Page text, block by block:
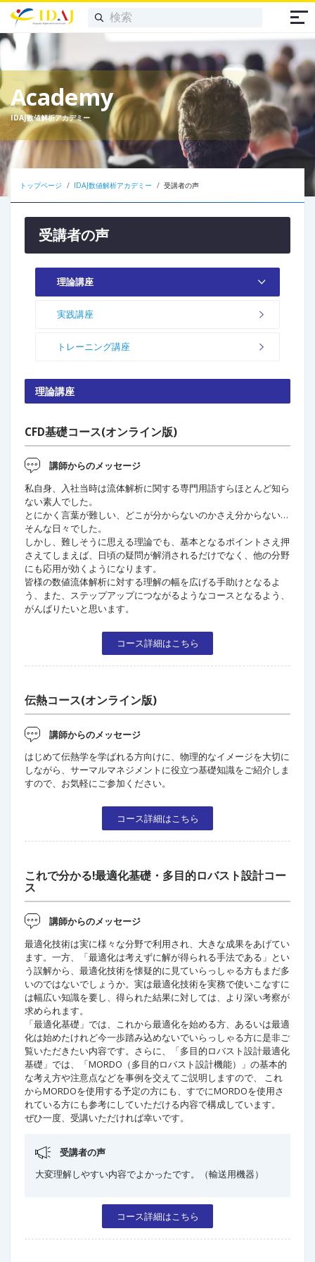
Academy
IDAJ数値解析アカデミー
トップページ IDAJ数値解析アカデミー 受講者の声
受講者の声
理論講座
実践講座
トレーニング講座
理論講座
CFD基礎コース(オンライン版)
講師からのメッセージ
私自身、入社当時は流体解析に関する専門用語すらほとんど知ら
ない素人でした。
とにかく言葉が難しい、どこが分からないのかさえ分からない…
そんな日々でした。
しかし、難しそうに思える理論でも、基本となるポイントさえ押
さえてしまえば、日頃の疑問が解消されるだけでなく、他の分野
にも応用が効くようになります。
皆様の数値流体解析に対する理解の幅を広げる手助けとなるよ
う、また、ステップアップにつながるようなコースとなるよう、
がんばりたいと思います。
コース詳細はこちら
伝熱コース(オンライン版)
講師からのメッセージ
はじめて伝熱学を学ばれる方向けに、物理的なイメージを大切に
しながら、サーマルマネジメントに役立つ基礎知識をご紹介しま
すので、お気軽にご参加ください。
コース詳細はこちら
これで分かる!最適化基礎・多目的ロバスト設計コー
ス
講師からのメッセージ
最適化技術は実に様々な分野で利用され、大きな成果をあげてい
ます。一方、「最適化は考えずに解が得られる手法である」とい
う誤解から、最適化技術を懐疑的に見ていらっしゃる方もまだ多
いのではないでしょうか。実は最適化技術を実務で使いこなすに
は幅広い知識を要し、得られた結果に対しては、より深い考察が
求められます。
「最適化基礎」では、これから最適化を始める方、あるいは最適
化は始めたけれど今一歩踏み込めないでいらっしゃる方に是非ご
覧いただきたい内容です。さらに、「多目的ロバスト設計最適化
基礎」では、「MORDO（多目的ロバスト設計機能）」の基本的
な考え方や注意点などを事例を交えてご説明しますので、 これ
からMORDOを使用する予定の方にも、すでにMORDOを使用さ
れている方にも参考にしていただける内容で構成しています。
ぜひ一度、受講いただければ幸いです。
受講者の声
大変理解しやすい内容でよかったです。（輸送用機器）
コース詳細はこちら